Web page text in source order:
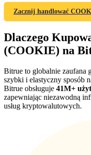
Deposit CASHCAT
Share 500000
Zacznij handlować
Dlaczego
(COOKIE) na
Bitrue to globalnie zaufana
szybki i elastyczny sposób
Bitrue obsługuje 41M+
zapewniając niezawodną
usług kryptowalutowych.